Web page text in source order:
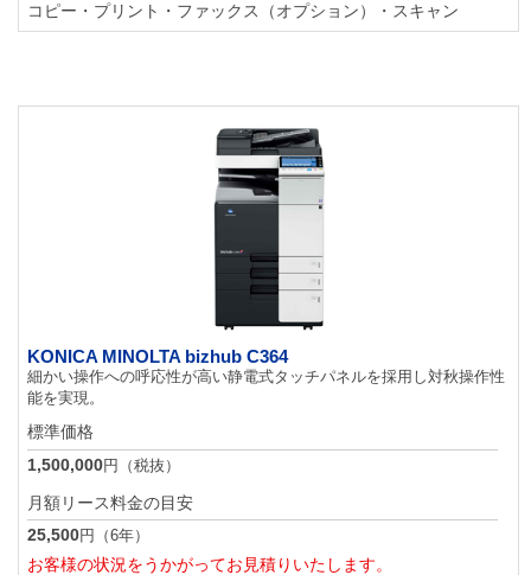
コピー・プリント・ファックス（オプション）・スキャン
KONICA MINOLTA bizhub C364
細かい操作への呼応性が高い静電式タッチパネルを採用し対秋操作性
能を実現。
標準価格
1,500,000円（税抜）
月額リース料金の目安
25,500円（6年）
お客様の状況をうかがってお見積りいたします。